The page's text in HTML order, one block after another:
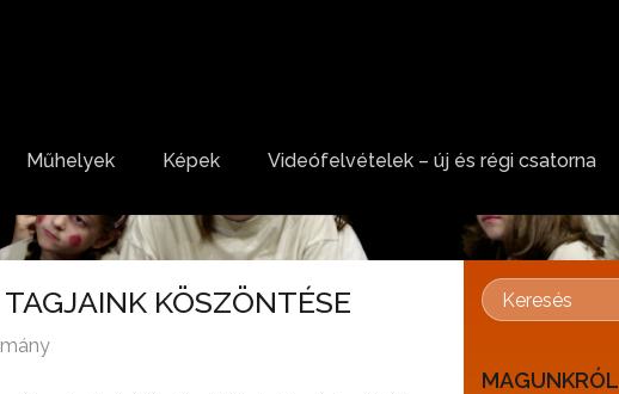
Műhelyek Képek Videófelvételek – új és régi csatorna
KÖSZÖNTÉSE
MAGUNKRÓL